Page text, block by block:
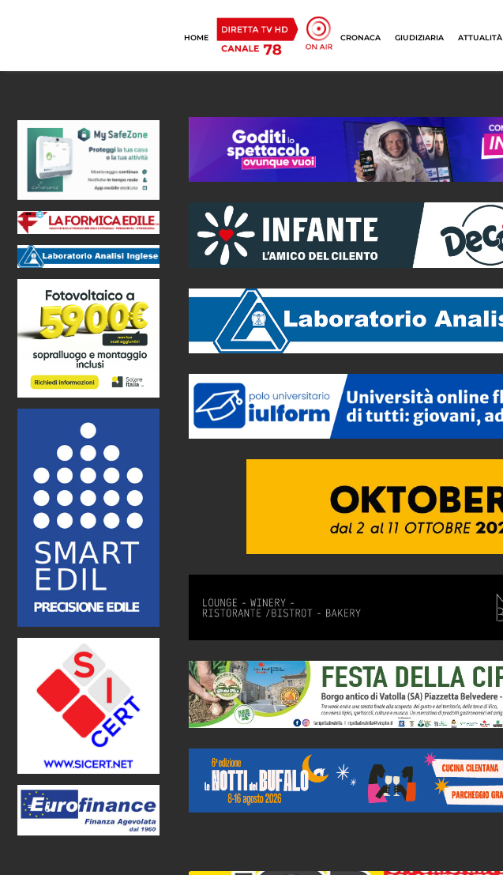
HOME CRONACA GIUDIZIARIA ATTUALITÀ